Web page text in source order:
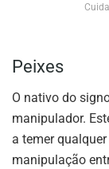
Peixes
O nativo do
manipulador.
a temer
manipulação